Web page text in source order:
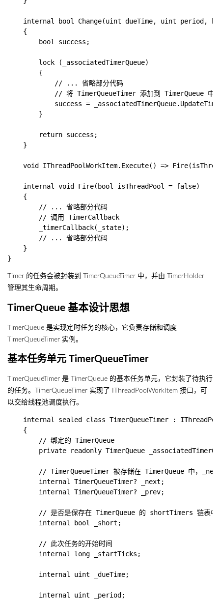
internal bool Change(uint dueTime, uint period,
    {
        bool success;
        lock (_associatedTimerQueue)
        {
            // ... 省略部分代码
            // 将 TimerQueueTimer 添加到 TimerQueue 中
success =
        }
        return success;
    }
void IThreadPoolWorkItem.Execute() =>
    internal void Fire(bool isThreadPool = false)
    {
        // ... 省略部分代码
        // 调用 TimerCallback
        _timerCallback(_state);
        // ... 省略部分代码
    }
Timer 的任务会被封装到 TimerQueueTimer 中，并由 TimerHolder
管理其生命周期。
TimerQueue 基本设计思想
TimerQueue 是实现定时任务的核心，它负责存储和调度
TimerQueueTimer 实例。
基本任务单元 TimerQueueTimer
TimerQueueTimer 是 TimerQueue 的基本任务单元，它封装了待执行
的任务。TimerQueueTimer 实现了 IThreadPoolWorkItem 接口，可
以交给线程池调度执行。
internal sealed class TimerQueueTimer :
    {
        // 绑定的 TimerQueue
private readonly TimerQueue
// TimerQueueTimer 被存储在 TimerQueue 中，
        internal TimerQueueTimer? _next;
        internal TimerQueueTimer? _prev;
        // 是否是保存在 TimerQueue 的 shortTimers 链表中
        internal bool _short;
        // 此次任务的开始时间
        internal long _startTicks;
        internal uint _dueTime;
        internal uint _period;